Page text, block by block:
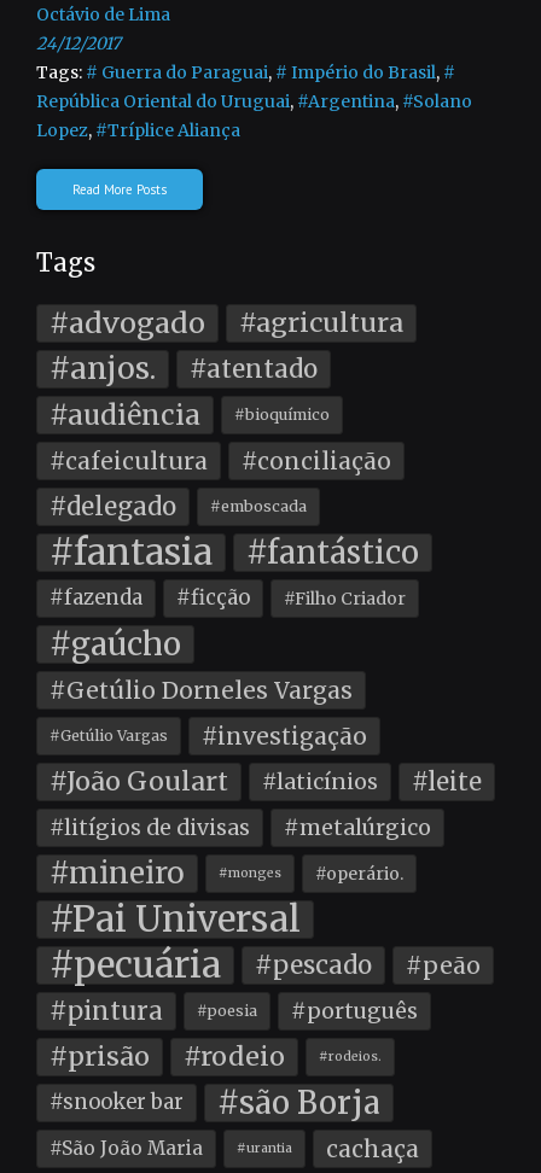
Octávio de Lima
24/12/2017
Tags: # Guerra do Paraguai, # Império do Brasil, #
República Oriental do Uruguai, #Argentina, #Solano
Lopez, #Tríplice Aliança
Read More Posts
Tags
#advogado #agricultura
#anjos. #atentado
#audiência #bioquímico
#cafeicultura #conciliação
#delegado #emboscada
#fantasia #fantástico
#fazenda #ficção #Filho Criador
#gaúcho
#Getúlio Dorneles Vargas
#Getúlio Vargas #investigação
#João Goulart #laticínios #leite
#litígios de divisas #metalúrgico
#mineiro #monges #operário.
#Pai Universal
#pecuária
#pescado #peão
#pintura #poesia #português
#prisão #rodeio #rodeios.
#snooker bar #são Borja
#São João Maria #urantia cachaça